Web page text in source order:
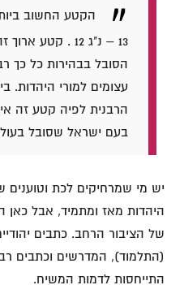
הקטע החשוב
13 – נ"ג 12 .
הסובל בבהירות כל כך
עצומים למורי היהדות.
הרבנית לפיה קטע זה
בעם ישראל שסובל
יש מי שמרחיקים לכת
היהדות מאז ומתמיד, אבל כאן
של הציבור הרחב. כתבים
(התלמוד), המדרשים וכתבים
התייחסות לדמות המשיח.